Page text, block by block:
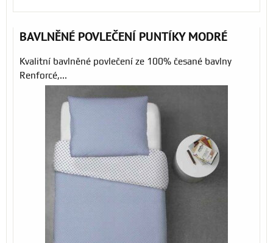
BAVLNĚNÉ POVLEČENÍ PUNTÍKY MODRÉ
Kvalitní bavlněné povlečení ze 100% česané bavlny
Renforcé,...